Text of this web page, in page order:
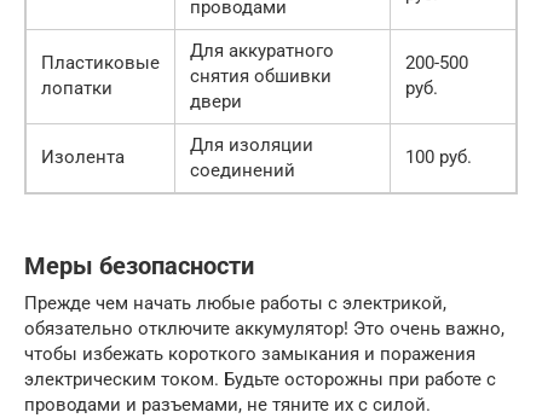
проводами
Пластиковые
лопатки
Для аккуратного
снятия обшивки
двери
200-500
руб.
Изолента
Для изоляции
соединений
100 руб.
Меры безопасности
Прежде чем начать любые работы с электрикой,
обязательно отключите аккумулятор! Это очень важно,
чтобы избежать короткого замыкания и поражения
электрическим током. Будьте осторожны при работе с
проводами и разъемами, не тяните их с силой.